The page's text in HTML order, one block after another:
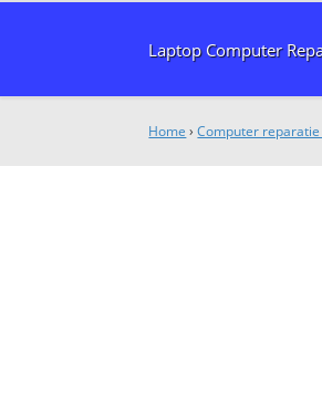
Laptop Computer
Home ›Computer reparatie